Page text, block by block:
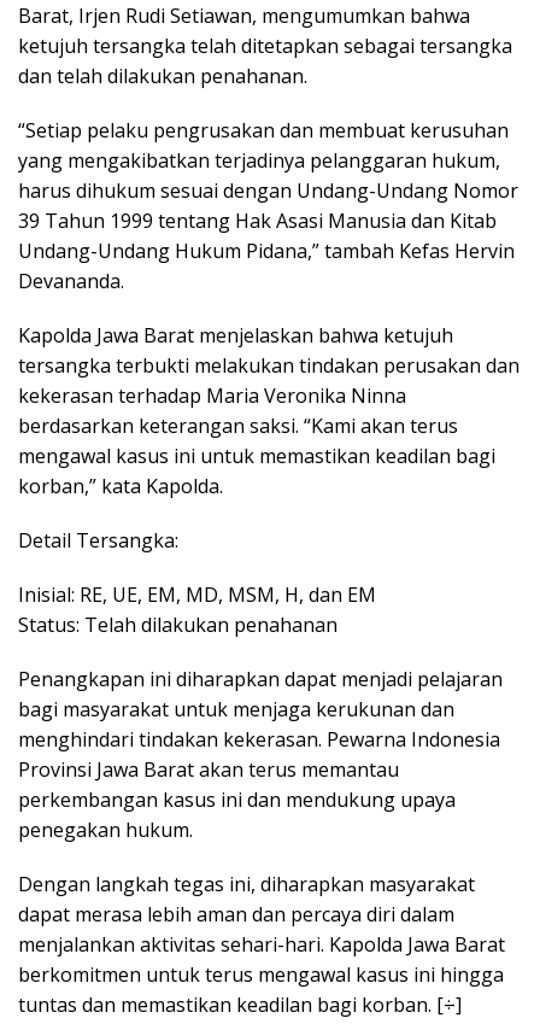
Barat, Irjen Rudi Setiawan, mengumumkan bahwa
ketujuh tersangka telah ditetapkan sebagai tersangka
dan telah dilakukan penahanan.
“Setiap pelaku pengrusakan dan membuat kerusuhan
yang mengakibatkan terjadinya pelanggaran hukum,
harus dihukum sesuai dengan Undang-Undang Nomor
39 Tahun 1999 tentang Hak Asasi Manusia dan Kitab
Undang-Undang Hukum Pidana,” tambah Kefas Hervin
Devananda.
Kapolda Jawa Barat menjelaskan bahwa ketujuh
tersangka terbukti melakukan tindakan perusakan dan
kekerasan terhadap Maria Veronika Ninna
berdasarkan keterangan saksi. “Kami akan terus
mengawal kasus ini untuk memastikan keadilan bagi
korban,” kata Kapolda.
Detail Tersangka:
Inisial: RE, UE, EM, MD, MSM, H, dan EM
Status: Telah dilakukan penahanan
Penangkapan ini diharapkan dapat menjadi pelajaran
bagi masyarakat untuk menjaga kerukunan dan
menghindari tindakan kekerasan. Pewarna Indonesia
Provinsi Jawa Barat akan terus memantau
perkembangan kasus ini dan mendukung upaya
penegakan hukum.
Dengan langkah tegas ini, diharapkan masyarakat
dapat merasa lebih aman dan percaya diri dalam
menjalankan aktivitas sehari-hari. Kapolda Jawa Barat
berkomitmen untuk terus mengawal kasus ini hingga
tuntas dan memastikan keadilan bagi korban. [÷]